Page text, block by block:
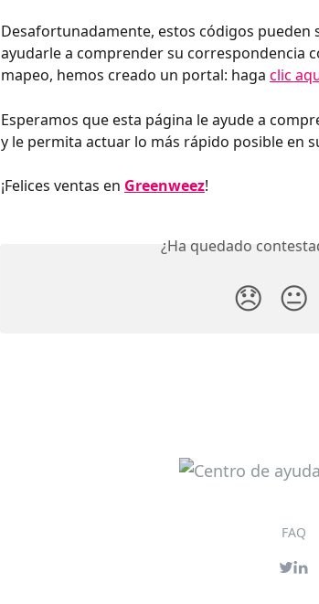
Desafortunadamente, estos códigos pueden
ayudarle a comprender su correspondencia
mapeo, hemos creado un portal: haga clic
Esperamos que esta página le ayude a
y le permita actuar lo más rápido posible en
¡Felices ventas en Greenweez!
¿Ha quedado
😞 😐
FAQ